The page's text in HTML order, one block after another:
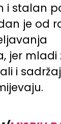
i stalan
je od
jer mladi
i